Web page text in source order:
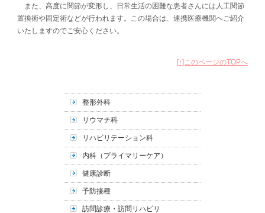
また、高度に関節が変形し、日常生活の困難な患者さんには人工関節
置換術や固定術などが行われます。この場合は、連携医療機関へご紹介
いたしますのでご安心ください。
[↑]このページのTOPへ
整形外科
リウマチ科
リハビリテーション科
内科（プライマリーケア）
健康診断
予防接種
訪問診療・訪問リハビリ